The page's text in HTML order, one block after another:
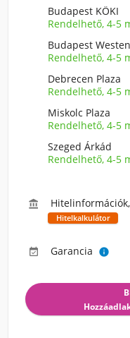
Budapest KÖKI
Rendelhető, 4-5
Budapest
Rendelhető, 4-5
Debrecen Plaza
Rendelhető, 4-5
Miskolc Plaza
Rendelhető, 4-5
Szeged Árkád
Rendelhető, 4-5

Hitelkalkulátor
 Garancia 